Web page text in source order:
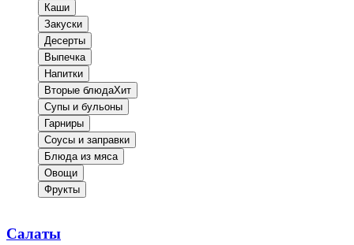
Каши
Закуски
Десерты
Выпечка
Напитки
Вторые блюдаХит
Супы и бульоны
Гарниры
Соусы и заправки
Блюда из мяса
Овощи
Фрукты
Салаты